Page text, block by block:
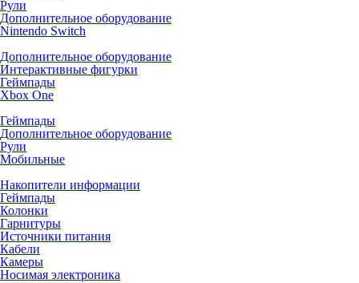
Рули
Дополнительное оборудование
Nintendo Switch
Дополнительное оборудование
Интерактивные фигурки
Геймпады
Xbox One
Геймпады
Дополнительное оборудование
Рули
Мобильные
Накопители информации
Геймпады
Колонки
Гарнитуры
Источники питания
Кабели
Камеры
Носимая электроника